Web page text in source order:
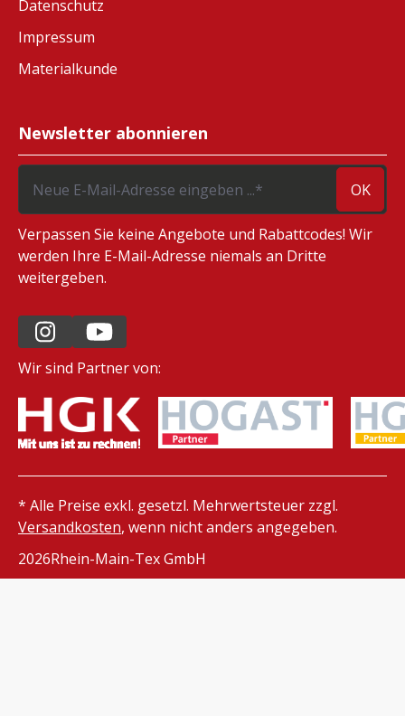
Datenschutz
Impressum
Materialkunde
Newsletter abonnieren
OK
Verpassen Sie keine Angebote und Rabattcodes! Wir
werden Ihre E-Mail-Adresse niemals an Dritte
weitergeben.
Wir sind Partner von:
* Alle Preise exkl. gesetzl. Mehrwertsteuer zzgl.
Versandkosten, wenn nicht anders angegeben.
2026Rhein-Main-Tex GmbH